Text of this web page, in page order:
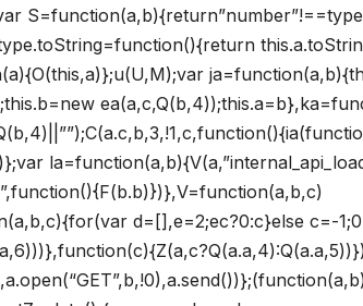
d=[],e=2;ec?0:c}else c=-